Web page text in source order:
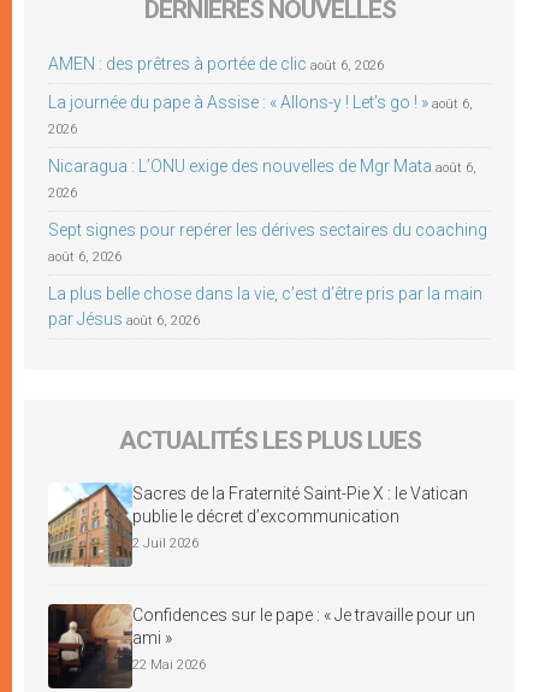
DERNIÈRES NOUVELLES
AMEN : des prêtres à portée de clic août 6, 2026
La journée du pape à Assise : « Allons-y ! Let’s go ! » août 6,
2026
Nicaragua : L’ONU exige des nouvelles de Mgr Mata août 6,
2026
Sept signes pour repérer les dérives sectaires du coaching
août 6, 2026
La plus belle chose dans la vie, c’est d’être pris par la main
par Jésus août 6, 2026
ACTUALITÉS LES PLUS LUES
Sacres de la Fraternité Saint-Pie X : le Vatican
publie le décret d’excommunication
2 Juil 2026
Confidences sur le pape : « Je travaille pour un
ami »
22 Mai 2026